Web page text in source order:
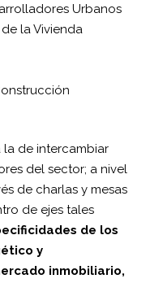
Urbanos
la Vivienda
la de intercambiar
del sector; a nivel
de charlas y mesas
de ejes tales
de los
y
inmobiliario,